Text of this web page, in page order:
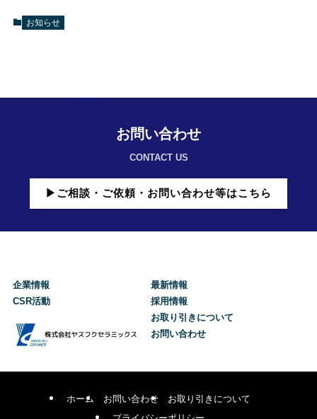
お知らせ
お問い合わせ
CONTACT US
▶ご相談・ご依頼・お問い合わせ等はこちら
企業情報
CSR活動
最新情報
採用情報
お取り引きについて
お問い合わせ
ホーム お問い合わせ
お取り引きについて